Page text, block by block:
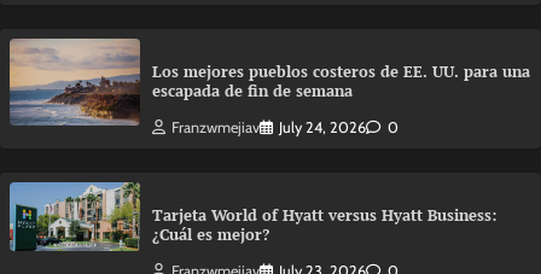
Los mejores pueblos costeros de EE. UU. para una
escapada de fin de semana
Franzwmejiav July 24, 2026 0
Tarjeta World of Hyatt versus Hyatt Business:
¿Cuál es mejor?